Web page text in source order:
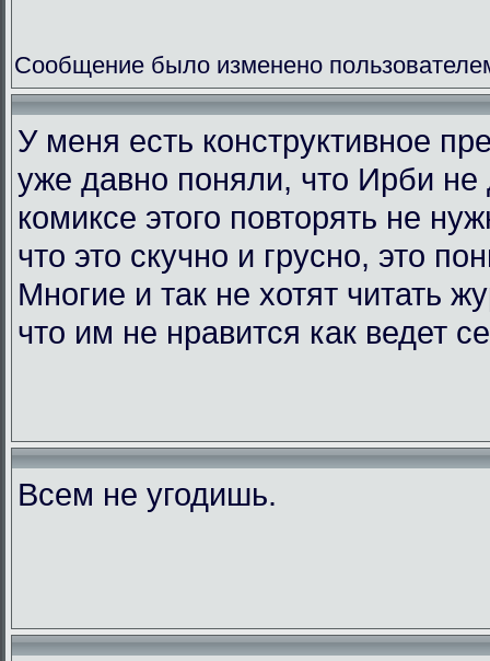
Сообщение было изменено
У меня есть конструктивное
уже давно поняли, что Ирби не
комиксе этого повторять не
что это скучно и грусно, это
Многие и так не хотят читать
что им не нравится как ведет
Всем не угодишь.